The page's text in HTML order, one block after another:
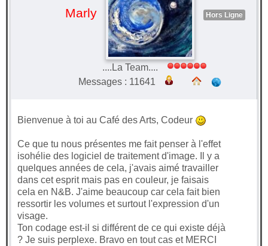
Marly Hors Ligne
....La Team....
Messages : 11641
Bienvenue à toi au Café des Arts, Codeur
Ce que tu nous présentes me fait penser à l'effet
isohélie des logiciel de traitement d'image. Il y a
quelques années de cela, j'avais aimé travailler
dans cet esprit mais pas en couleur, je faisais
cela en N&B. J'aime beaucoup car cela fait bien
ressortir les volumes et surtout l'expression d'un
visage.
Ton codage est-il si différent de ce qui existe déjà
? Je suis perplexe. Bravo en tout cas et MERCI